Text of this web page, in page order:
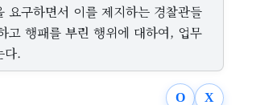
요구하면서 이를 제지하는 경찰관들
고 행패를 부린 행위에 대하여, 업무
다.
O X